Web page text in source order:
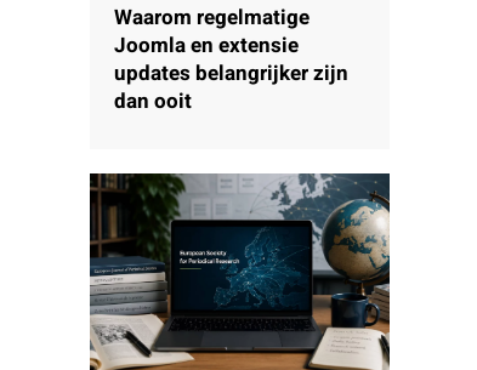
Waarom regelmatige
Joomla en extensie
updates belangrijker zijn
dan ooit